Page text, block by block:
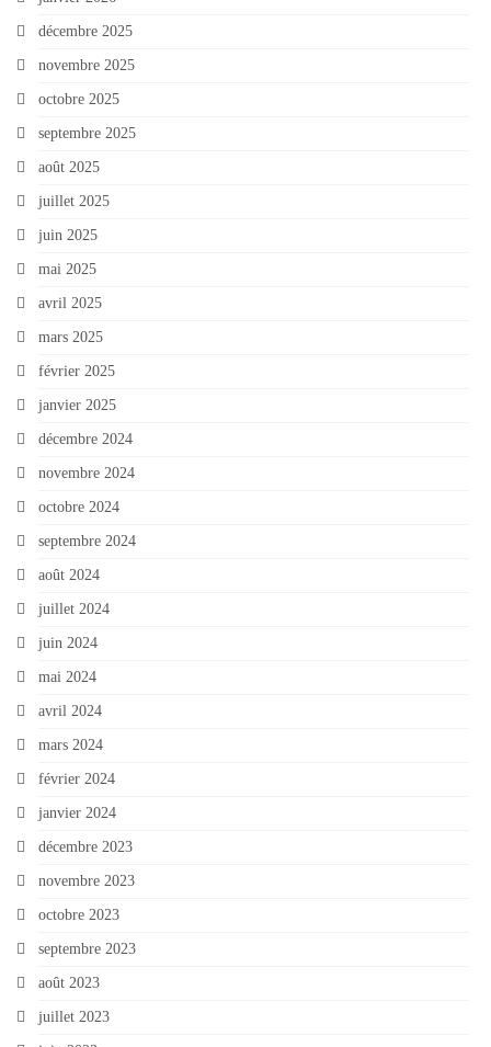
décembre 2025
novembre 2025
octobre 2025
septembre 2025
août 2025
juillet 2025
juin 2025
mai 2025
avril 2025
mars 2025
février 2025
janvier 2025
décembre 2024
novembre 2024
octobre 2024
septembre 2024
août 2024
juillet 2024
juin 2024
mai 2024
avril 2024
mars 2024
février 2024
janvier 2024
décembre 2023
novembre 2023
octobre 2023
septembre 2023
août 2023
juillet 2023